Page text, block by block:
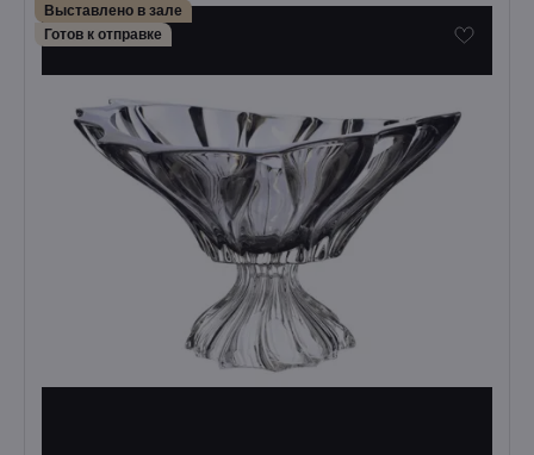
Выставлено в зале
Готов к отправке